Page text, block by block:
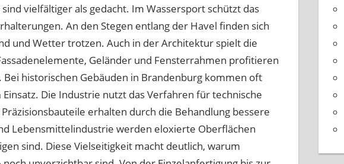
vielfältiger als gedacht. Im Wassersport schützt das
An den Stegen entlang der Havel finden sich
und Wetter trotzen. Auch in der Architektur spielt die
Geländer und Fensterrahmen profitieren
historischen Gebäuden in Brandenburg kommen oft
Die Industrie nutzt das Verfahren für technische
erhalten durch die Behandlung bessere
Lebensmittelindustrie werden eloxierte Oberflächen
sind. Diese Vielseitigkeit macht deutlich, warum